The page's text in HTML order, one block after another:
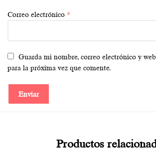
Correo electrónico *
Guarda mi nombre, correo electrónico y
para la próxima vez que comente.
Productos